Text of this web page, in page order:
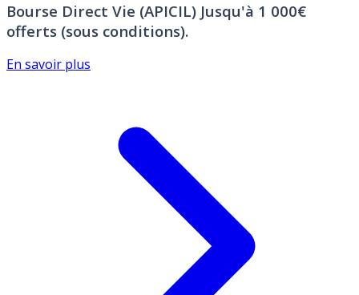
Bourse Direct Vie (APICIL) Jusqu'à 1 000€
offerts (sous conditions).
En savoir plus